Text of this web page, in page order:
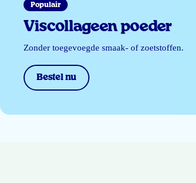
Populair
Viscollageen poeder
Zonder toegevoegde smaak- of zoetstoffen.
Bestel nu